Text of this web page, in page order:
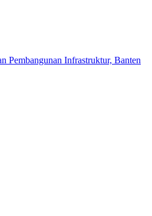
Pembangunan Infrastruktur, Banten